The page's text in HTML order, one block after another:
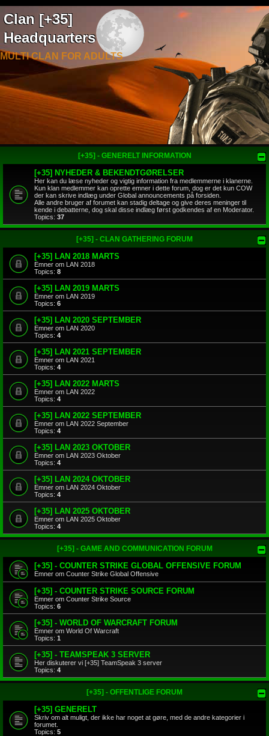
Clan [+35]
Headquarters
MULTI CLAN FOR ADULTS
[+35] - GENERELT INFORMATION
[+35] NYHEDER & BEKENDTGØRELSER
Her kan du læse nyheder og vigtig information fra medlemmerne i klanerne.
Kun klan medlemmer kan oprette emner i dette forum, dog er det kun COW
der kan skrive indlæg under Global announcements på forsiden.
Alle andre bruger af forumet kan stadig deltage og give deres meninger til
kende i debatterne, dog skal disse indlæg først godkendes af en Moderator.
Topics: 37
[+35] - CLAN GATHERING FORUM
[+35] LAN 2018 MARTS
Emner om LAN 2018
Topics: 8
[+35] LAN 2019 MARTS
Emner om LAN 2019
Topics: 6
[+35] LAN 2020 SEPTEMBER
Emner om LAN 2020
Topics: 4
[+35] LAN 2021 SEPTEMBER
Emner om LAN 2021
Topics: 4
[+35] LAN 2022 MARTS
Emner om LAN 2022
Topics: 4
[+35] LAN 2022 SEPTEMBER
Emner om LAN 2022 September
Topics: 4
[+35] LAN 2023 OKTOBER
Emner om LAN 2023 Oktober
Topics: 4
[+35] LAN 2024 OKTOBER
Emner om LAN 2024 Oktober
Topics: 4
[+35] LAN 2025 OKTOBER
Emner om LAN 2025 Oktober
Topics: 4
[+35] - GAME AND COMMUNICATION FORUM
[+35] - COUNTER STRIKE GLOBAL OFFENSIVE FORUM
Emner om Counter Strike Global Offensive
[+35] - COUNTER STRIKE SOURCE FORUM
Emner om Counter Strike Source
Topics: 6
[+35] - WORLD OF WARCRAFT FORUM
Emner om World Of Warcraft
Topics: 1
[+35] - TEAMSPEAK 3 SERVER
Her diskuterer vi [+35] TeamSpeak 3 server
Topics: 4
[+35] - OFFENTLIGE FORUM
[+35] GENERELT
Skriv om alt muligt, der ikke har noget at gøre, med de andre kategorier i
forumet.
Topics: 5